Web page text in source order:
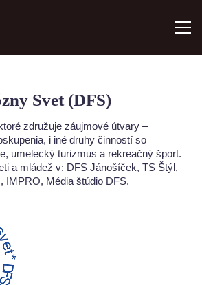
Svet (DFS)
združuje záujmové útvary –
i iné druhy činností so
umelecký turizmus a rekreačný šport.
a mládež v: DFS Jánošíček, TS Štýl,
IMPRO, Média štúdio DFS.